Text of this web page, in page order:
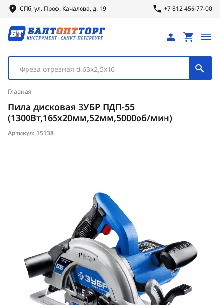
СПб, ул. Проф. Качалова, д. 19 +7 812 456-77-00
Фреза отрезная d 63х2,5х16
Главная
Пила дисковая ЗУБР ПДП-55
(1300Вт,165х20мм,52мм,5000об/мин)
Артикул: 15138